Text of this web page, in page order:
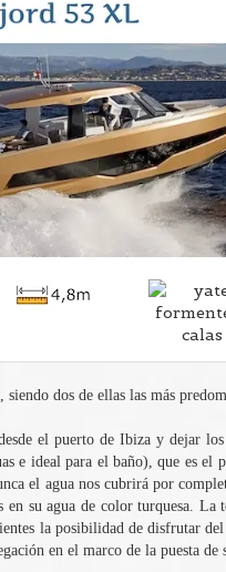
dos de ellas las más
el puerto de Ibiza y dejar
e ideal para el baño), que es
el agua nos cubrirá por
su agua de color turquesa. La
la posibilidad de disfrutar
en el marco de la puesta de